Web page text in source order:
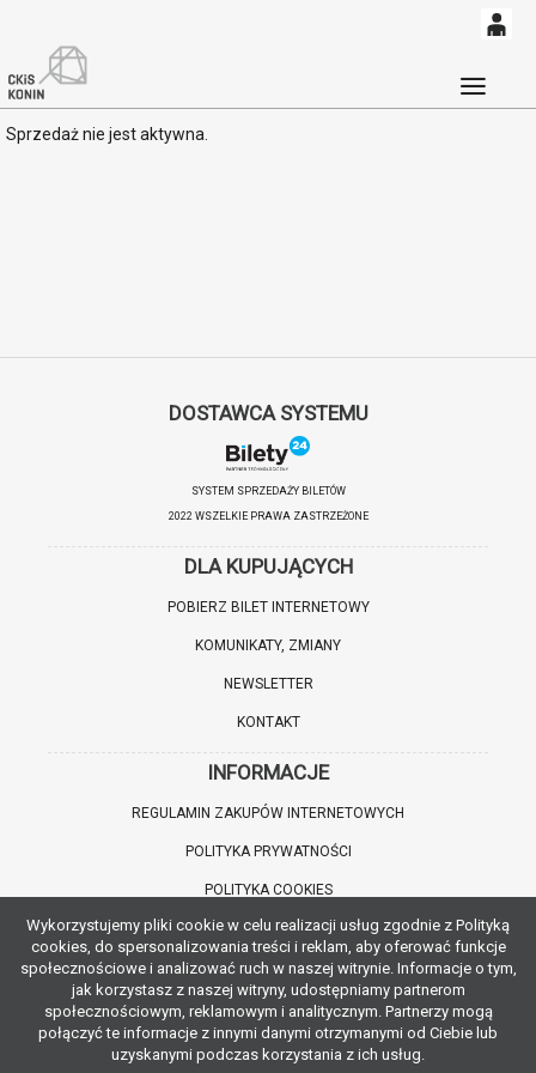
0,00
PLN
Sprzedaż nie jest aktywna.
DOSTAWCA SYSTEMU
SYSTEM SPRZEDAŻY BILETÓW
2022 WSZELKIE PRAWA ZASTRZEŻONE
DLA KUPUJĄCYCH
POBIERZ BILET INTERNETOWY
KOMUNIKATY, ZMIANY
NEWSLETTER
KONTAKT
INFORMACJE
REGULAMIN ZAKUPÓW INTERNETOWYCH
POLITYKA PRYWATNOŚCI
POLITYKA COOKIES
WARTO WIEDZIEĆ
INFORMACJE O ZNIŻKACH
JAK DOJECHAĆ
Wykorzystujemy pliki cookie w celu realizacji usług zgodnie z Polityką
cookies, do spersonalizowania treści i reklam, aby oferować funkcje
społecznościowe i analizować ruch w naszej witrynie. Informacje o tym,
jak korzystasz z naszej witryny, udostępniamy partnerom
społecznościowym, reklamowym i analitycznym. Partnerzy mogą
połączyć te informacje z innymi danymi otrzymanymi od Ciebie lub
uzyskanymi podczas korzystania z ich usług.